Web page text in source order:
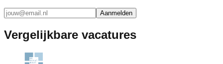
Aanmelden
Vergelijkbare vacatures